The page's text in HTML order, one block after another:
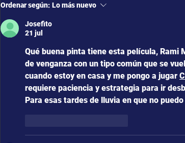
Ordenar según: Lo más nuevo
Josefito
21 jul
Qué buena pinta tiene esta película,
de venganza con un tipo común que se
cuando estoy en casa y me pongo a jugar
requiere paciencia y estrategia para ir
Para esas tardes de lluvia en que no